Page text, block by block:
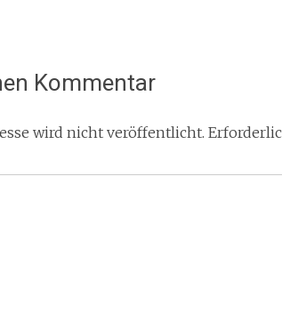
Kommentar
wird nicht veröffentlicht.